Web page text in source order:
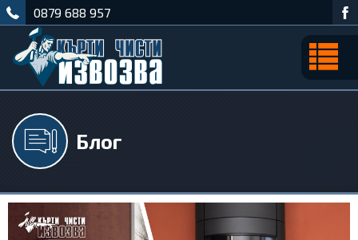
0879 688 957
Блог